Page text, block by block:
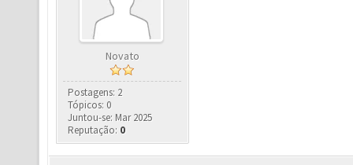
Novato
Postagens: 2
Tópicos: 0
Juntou-se: Mar 2025
Reputação: 0